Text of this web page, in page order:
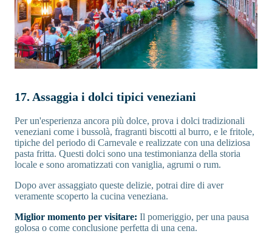
17. Assaggia i dolci tipici veneziani
Per un'esperienza ancora più dolce, prova i dolci tradizionali
veneziani come i bussolà, fragranti biscotti al burro, e le fritole,
tipiche del periodo di Carnevale e realizzate con una deliziosa
pasta fritta. Questi dolci sono una testimonianza della storia
locale e sono aromatizzati con vaniglia, agrumi o rum.
Dopo aver assaggiato queste delizie, potrai dire di aver
veramente scoperto la cucina veneziana.
Miglior momento per visitare: Il pomeriggio, per una pausa
golosa o come conclusione perfetta di una cena.